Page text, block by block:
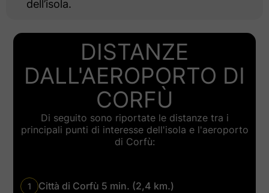
dell’isola.
DISTANZE
DALL'AEROPORTO DI
CORFÙ
Di seguito sono riportate le distanze tra i
principali punti di interesse dell'isola e l'aeroporto
di Corfù:
1 Città di Corfù 5 min. (2,4 km.)